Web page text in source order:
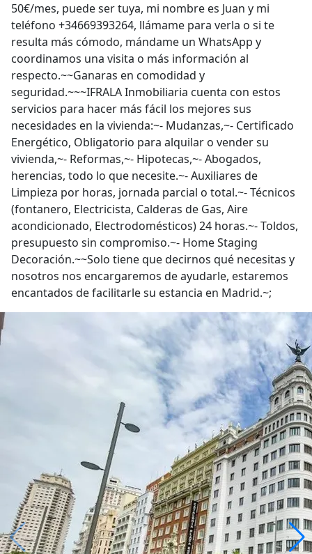
50€/mes, puede ser tuya, mi nombre es Juan y mi
teléfono +34669393264, llámame para verla o si te
resulta más cómodo, mándame un WhatsApp y
coordinamos una visita o más información al
respecto.~~Ganaras en comodidad y
seguridad.~~~IFRALA Inmobiliaria cuenta con estos
servicios para hacer más fácil los mejores sus
necesidades en la vivienda:~- Mudanzas,~- Certificado
Energético, Obligatorio para alquilar o vender su
vivienda,~- Reformas,~- Hipotecas,~- Abogados,
herencias, todo lo que necesite.~- Auxiliares de
Limpieza por horas, jornada parcial o total.~- Técnicos
(fontanero, Electricista, Calderas de Gas, Aire
acondicionado, Electrodomésticos) 24 horas.~- Toldos,
presupuesto sin compromiso.~- Home Staging
Decoración.~~Solo tiene que decirnos qué necesitas y
nosotros nos encargaremos de ayudarle, estaremos
encantados de facilitarle su estancia en Madrid.~;